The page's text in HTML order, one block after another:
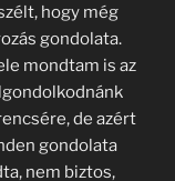
hogy még
gondolata.
mondtam is az
de azért
gondolata
nem biztos,